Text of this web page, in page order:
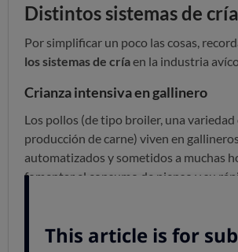
Distintos sistemas de
Por simplificar un poco las cosas,
los sistemas de críaen la industria
Crianza intensiva en gallinero
Los pollos (de tipo broiler, una
producción de carne) viven en
automatizados y sometidos a muchas
fomentar el consumo de pienso y su
Edad de sacrificio: entre 42 y 45